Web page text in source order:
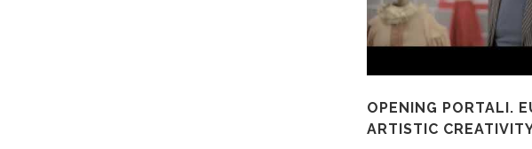
OPENING PORTALI.
ARTISTIC